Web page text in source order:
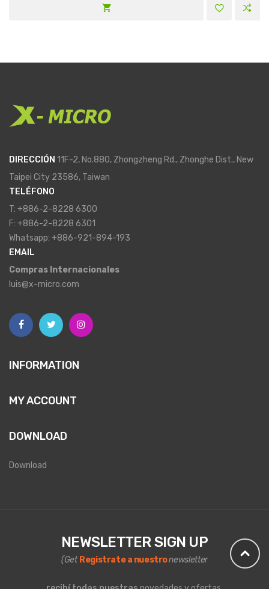
DIRECCIÓN 11F-2, No.880, Zhongzheng Rd., Zhonghe Dist., New
Taipei City 23586, Taiwan
TELÉFONO
T: +886-2-8228 6300
F: +886-2-8228 6301
Whatsapp: +886-921-894-193
EMAIL
Compras Internacionales
luis@x-micro.com
INFORMATION
MY ACCOUNT
DOWNLOAD
Download
NEWSLETTER SIGN UP
(Get Registrate a nuestronewsletter